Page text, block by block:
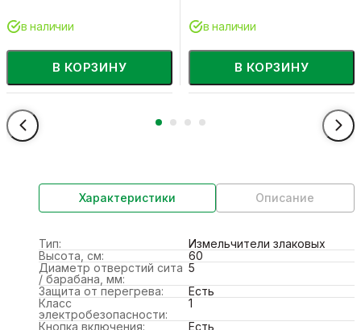
В КОРЗИНУ
в наличии
В КОРЗИНУ
в наличии
Характеристики Описание
Тип:
Измельчители злаковых
Высота, см:
60
Диаметр отверстий сита
/ барабана, мм:
5
Защита от перегрева:
Есть
Класс
электробезопасности:
1
Кнопка включения:
Есть